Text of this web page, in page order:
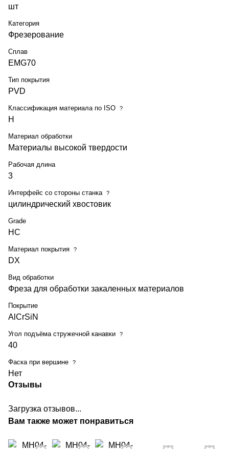
шт
Категория
Фрезерование
Сплав
EMG70
Тип покрытия
PVD
Классификация материала по ISO ?
H
Материал обработки
Материалы высокой твердости
Рабочая длина
3
Интерфейс со стороны станка ?
цилиндрический хвостовик
Grade
HC
Материал покрытия ?
DX
Вид обработки
Фреза для обработки закаленных материалов
Покрытие
AlCrSiN
Угол подъёма стружечной канавки ?
40
Фаска при вершине ?
Нет
Отзывы
Загрузка отзывов...
Вам также может понравиться